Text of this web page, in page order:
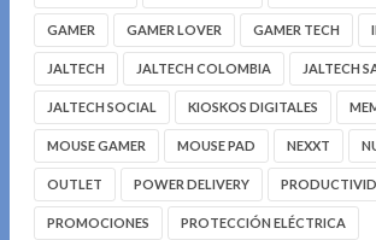
GAMER GAMER LOVER GAMER TECH
JALTECH JALTECH COLOMBIA JALTECH
JALTECH SOCIAL KIOSKOS DIGITALES
MOUSE GAMER MOUSE PAD NEXXT
OUTLET POWER DELIVERY
PROMOCIONES PROTECCIÓN ELÉCTRICA